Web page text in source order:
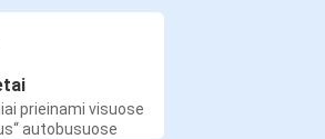
prieinami visuose
autobusuose